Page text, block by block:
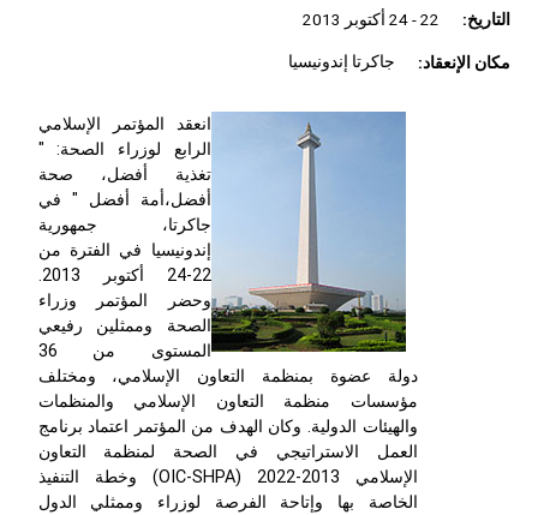
التاريخ:
مكان الإنعقاد:
جاكرتا إندونيسيا
انعقد المؤتمر الإسلامي
الرابع لوزراء الصحة: "
تغذية أفضل، صحة
أفضل،أمة أفضل " في
جاكرتا، جمهورية
إندونيسيا في الفترة من
22-24 أكتوبر 2013.
وحضر المؤتمر وزراء
الصحة وممثلين رفيعي
المستوى من 36
دولة عضوة بمنظمة التعاون الإسلامي، ومختلف
مؤسسات منظمة التعاون الإسلامي والمنظمات
والهيئات الدولية. وكان الهدف من المؤتمر اعتماد برنامج
العمل الاستراتيجي في الصحة لمنظمة التعاون
الإسلامي OIC-SHPA) 2022-2013) وخطة التنفيذ
الخاصة بها وإتاحة الفرصة لوزراء وممثلي الدول